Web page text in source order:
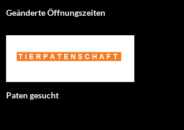
Geänderte Öffnungszeiten
Paten gesucht